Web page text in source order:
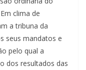
clima de
a tribuna da
seus mandatos e
pelo qual a
dos resultados das